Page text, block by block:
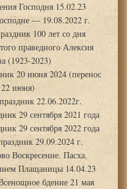
Господня 15.02.23
— 19.08.2022 г.
100 лет со дня
праведного Алексия
(1923-2023)
20 июня 2024 (перенос
22 июня)
22.06.2022г.
29 сентября 2021 года
29 сентября 2022 года
29.09.2024 г.
Воскресение. Пасха.
Плащаницы 14.04.23
бдение 21 мая